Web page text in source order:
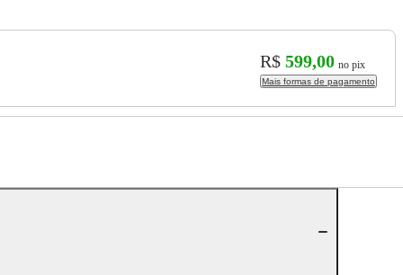
R$ 599,00 no pix
Mais formas de pagamento